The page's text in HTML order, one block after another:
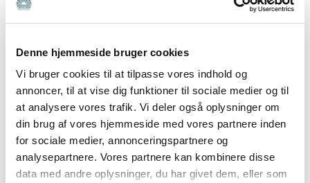
Denne hjemmeside bruger cookies
Vi bruger cookies til at tilpasse vores indhold og
annoncer, til at vise dig funktioner til sociale medier og til
at analysere vores trafik. Vi deler også oplysninger om
din brug af vores hjemmeside med vores partnere inden
for sociale medier, annonceringspartnere og
analysepartnere. Vores partnere kan kombinere disse
data med andre oplysninger, du har givet dem, eller som
forperson Lissi Meder på limek@mailnorlys@dk
eller tlf. 2345 2999 / 30304136.
Skriv til os
Bliv medlem
Støt op om vores arbejde og bliv en del af vores
forening, så får du særlige tilbud og nyheder på